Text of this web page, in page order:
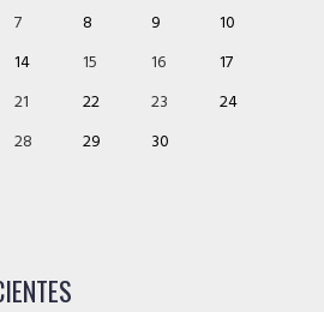
7 8 9
10
14 15 16
17
21 22 23
24
28 29 30